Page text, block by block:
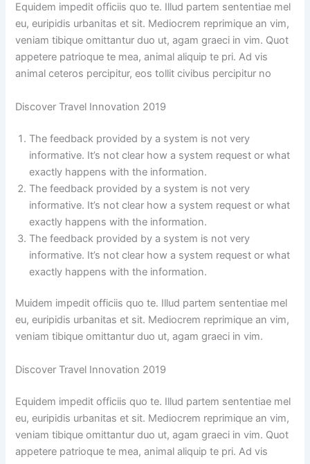
Equidem impedit officiis quo te. Illud partem sententiae mel
eu, euripidis urbanitas et sit. Mediocrem reprimique an vim,
veniam tibique omittantur duo ut, agam graeci in vim. Quot
appetere patrioque te mea, animal aliquip te pri. Ad vis
animal ceteros percipitur, eos tollit civibus percipitur no
Discover Travel Innovation 2019
The feedback provided by a system is not very
informative. It’s not clear how a system request or what
exactly happens with the information.
The feedback provided by a system is not very
informative. It’s not clear how a system request or what
exactly happens with the information.
The feedback provided by a system is not very
informative. It’s not clear how a system request or what
exactly happens with the information.
Muidem impedit officiis quo te. Illud partem sententiae mel
eu, euripidis urbanitas et sit. Mediocrem reprimique an vim,
veniam tibique omittantur duo ut, agam graeci in vim.
Discover Travel Innovation 2019
Equidem impedit officiis quo te. Illud partem sententiae mel
eu, euripidis urbanitas et sit. Mediocrem reprimique an vim,
veniam tibique omittantur duo ut, agam graeci in vim. Quot
appetere patrioque te mea, animal aliquip te pri. Ad vis